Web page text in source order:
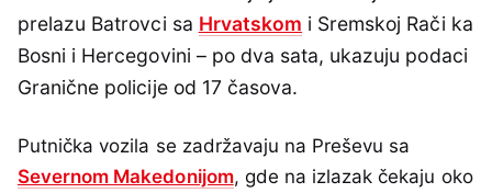
prelazu Batrovci sa Hrvatskom i Sremskoj Rači ka
Bosni i Hercegovini – po dva sata, ukazuju podaci
Granične policije od 17 časova.
Putnička vozila se zadržavaju na Preševu sa
Severnom Makedonijom, gde na izlazak čekaju oko